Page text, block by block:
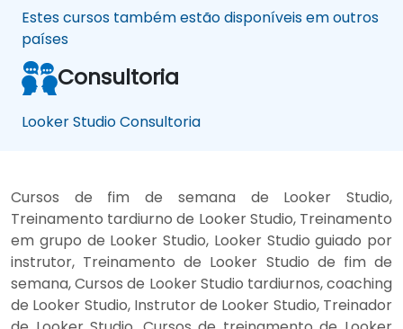
Estes cursos também estão disponíveis em outros
países
Consultoria
Looker Studio Consultoria
Cursos de fim de semana de Looker Studio,
Treinamento tardiurno de Looker Studio, Treinamento
em grupo de Looker Studio, Looker Studio guiado por
instrutor, Treinamento de Looker Studio de fim de
semana, Cursos de Looker Studio tardiurnos, coaching
de Looker Studio, Instrutor de Looker Studio, Treinador